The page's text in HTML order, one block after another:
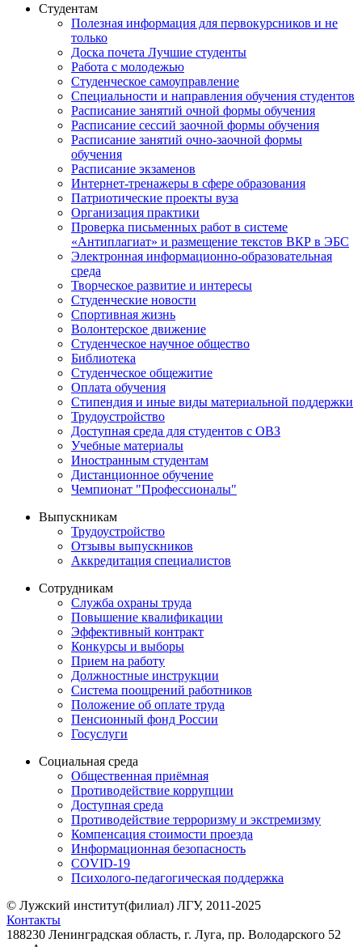
Студентам
Полезная информация для первокурсников и не
только
Доска почета Лучшие студенты
Работа с молодежью
Студенческое самоуправление
Специальности и направления обучения студентов
Расписание занятий очной формы обучения
Расписание сессий заочной формы обучения
Расписание занятий очно-заочной формы
обучения
Расписание экзаменов
Интернет-тренажеры в сфере образования
Патриотические проекты вуза
Организация практики
Проверка письменных работ в системе
«Антиплагиат» и размещение текстов ВКР в ЭБС
Электронная информационно-образовательная
среда
Творческое развитие и интересы
Студенческие новости
Спортивная жизнь
Волонтерское движение
Студенческое научное общество
Библиотека
Студенческое общежитие
Оплата обучения
Стипендия и иные виды материальной поддержки
Трудоустройство
Доступная среда для студентов с ОВЗ
Учебные материалы
Иностранным студентам
Дистанционное обучение
Чемпионат "Профессионалы"
Выпускникам
Трудоустройство
Отзывы выпускников
Аккредитация специалистов
Сотрудникам
Служба охраны труда
Повышение квалификации
Эффективный контракт
Конкурсы и выборы
Прием на работу
Должностные инструкции
Система поощрений работников
Положение об оплате труда
Пенсионный фонд России
Госуслуги
Социальная среда
Общественная приёмная
Противодействие коррупции
Доступная среда
Противодействие терроризму и экстремизму
Компенсация стоимости проезда
Информационная безопасность
COVID-19
Психолого-педагогическая поддержка
© Лужский институт(филиал) ЛГУ, 2011-2025
Контакты
188230 Ленинградская область, г. Луга, пр. Володарского 52